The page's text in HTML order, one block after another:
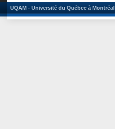
UQAM - Université du Québec à Montréal